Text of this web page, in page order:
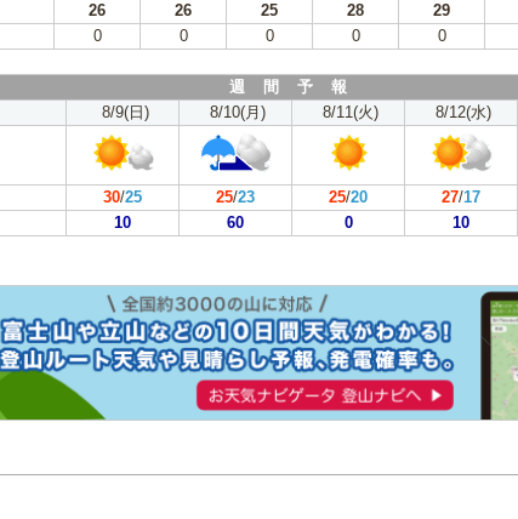
26 26 25 28 29
0 0 0 0 0
週 間 予 報
8/9(日) 8/10(月) 8/11(火) 8/12(水)
30/25 25/23 25/20 27/17
10 60 0 10